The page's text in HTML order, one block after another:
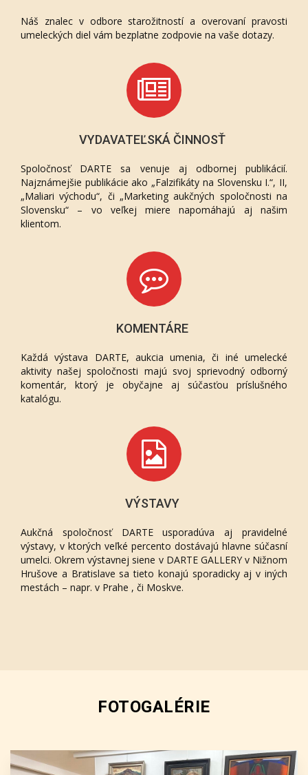
Náš znalec v odbore starožitností a overovaní pravosti
umeleckých diel vám bezplatne zodpovie na vaše dotazy.
VYDAVATEĽSKÁ ČINNOSŤ
Spoločnosť DARTE sa venuje aj odbornej publikácií.
Najznámejšie publikácie ako „Falzifikáty na Slovensku I.“, II,
„Maliari východu“, či „Marketing aukčných spoločnosti na
Slovensku“ – vo veľkej miere napomáhajú aj našim
klientom.
KOMENTÁRE
Každá výstava DARTE, aukcia umenia, či iné umelecké
aktivity našej spoločnosti majú svoj sprievodný odborný
komentár, ktorý je obyčajne aj súčasťou príslušného
katalógu.
VÝSTAVY
Aukčná spoločnosť DARTE usporadúva aj pravidelné
výstavy, v ktorých veľké percento dostávajú hlavne súčasní
umelci. Okrem výstavnej siene v DARTE GALLERY v Nižnom
Hrušove a Bratislave sa tieto konajú sporadicky aj v iných
mestách – napr. v Prahe , či Moskve.
FOTOGALÉRIE